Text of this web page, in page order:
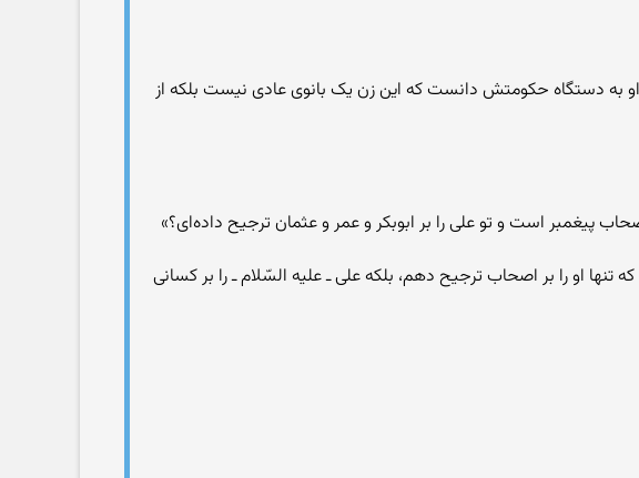
وارد شد.[۱] حجاج از طرز ورود و بی اعتنایی او به دستگاه حکومتش دانست که این زن یک بانوی عادی نیست بلکه از
پیغمبر است و تو علی را بر ابوبکر و عمر و عثمان ترجیح داده‌ای؟»
او را بر اصحاب ترجیح ‌دهم، بلکه علی ـ علیه السّلام ـ را بر کسانی